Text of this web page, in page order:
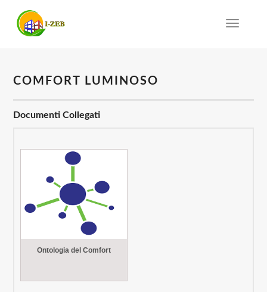
Toggle
COMFORT LUMINOSO
Documenti Collegati
Ontologia del Comfort